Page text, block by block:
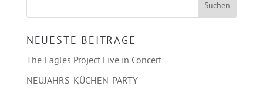
NEUESTE BEITRÄGE
The Eagles Project Live in Concert
NEUJAHRS-KÜCHEN-PARTY